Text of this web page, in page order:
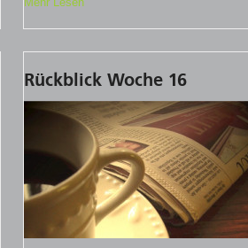
Rückblick Woche 16